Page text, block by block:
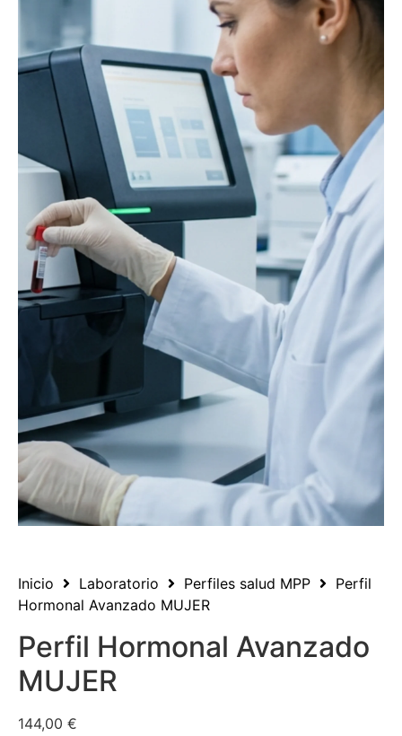
Inicio Laboratorio Perfiles salud MPP
Perfil
Hormonal Avanzado MUJER
Perfil Hormonal Avanzado
MUJER
144,00 €